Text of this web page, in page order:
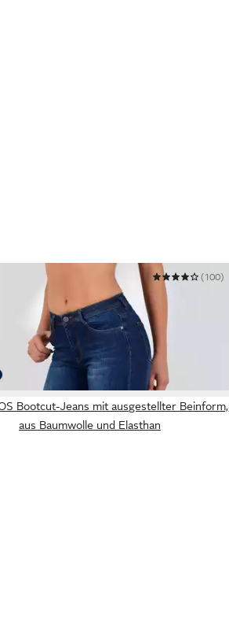
Damen Bootcut Jeans High Waist
weite Jeans bis Übergröße B7
(100)
74,99 €
bei dir
J287
J110J362
J46
Bootcut-Jeans mit ausgestellter Beinform,
aus Baumwolle und Elasthan